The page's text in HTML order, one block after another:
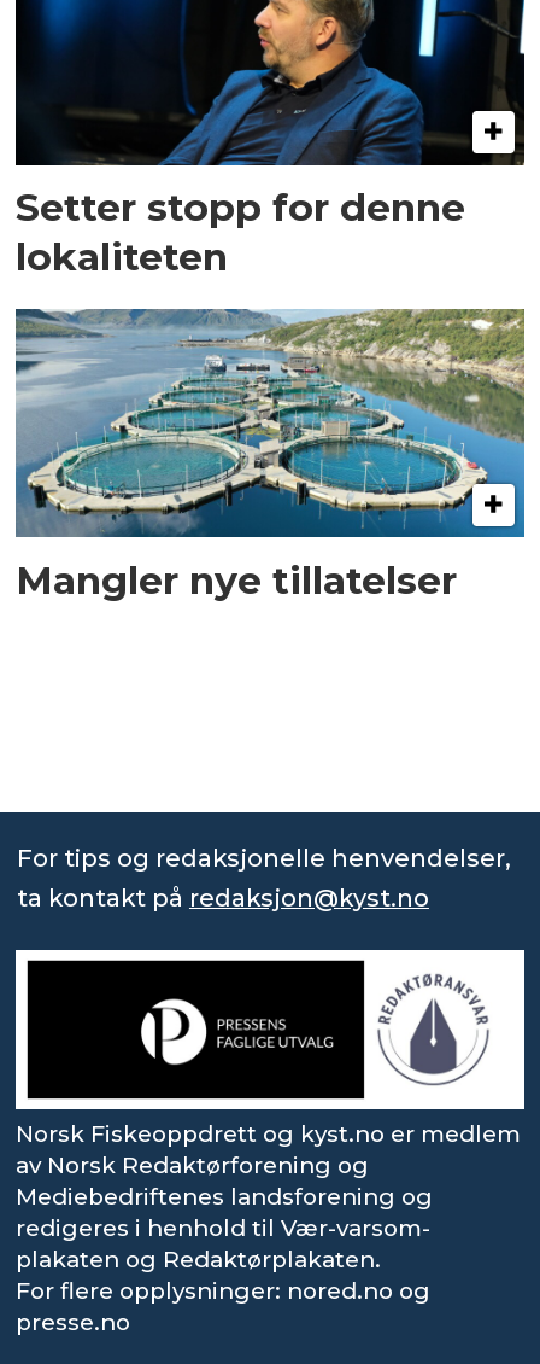
Setter stopp for denne
lokaliteten
Mangler nye tillatelser
For tips og redaksjonelle henvendelser,
ta kontakt på redaksjon@kyst.no
Norsk Fiskeoppdrett og kyst.no er medlem
av Norsk Redaktørforening og
Mediebedriftenes landsforening og
redigeres i henhold til Vær-varsom-
plakaten og Redaktørplakaten.
For flere opplysninger: nored.no og
presse.no